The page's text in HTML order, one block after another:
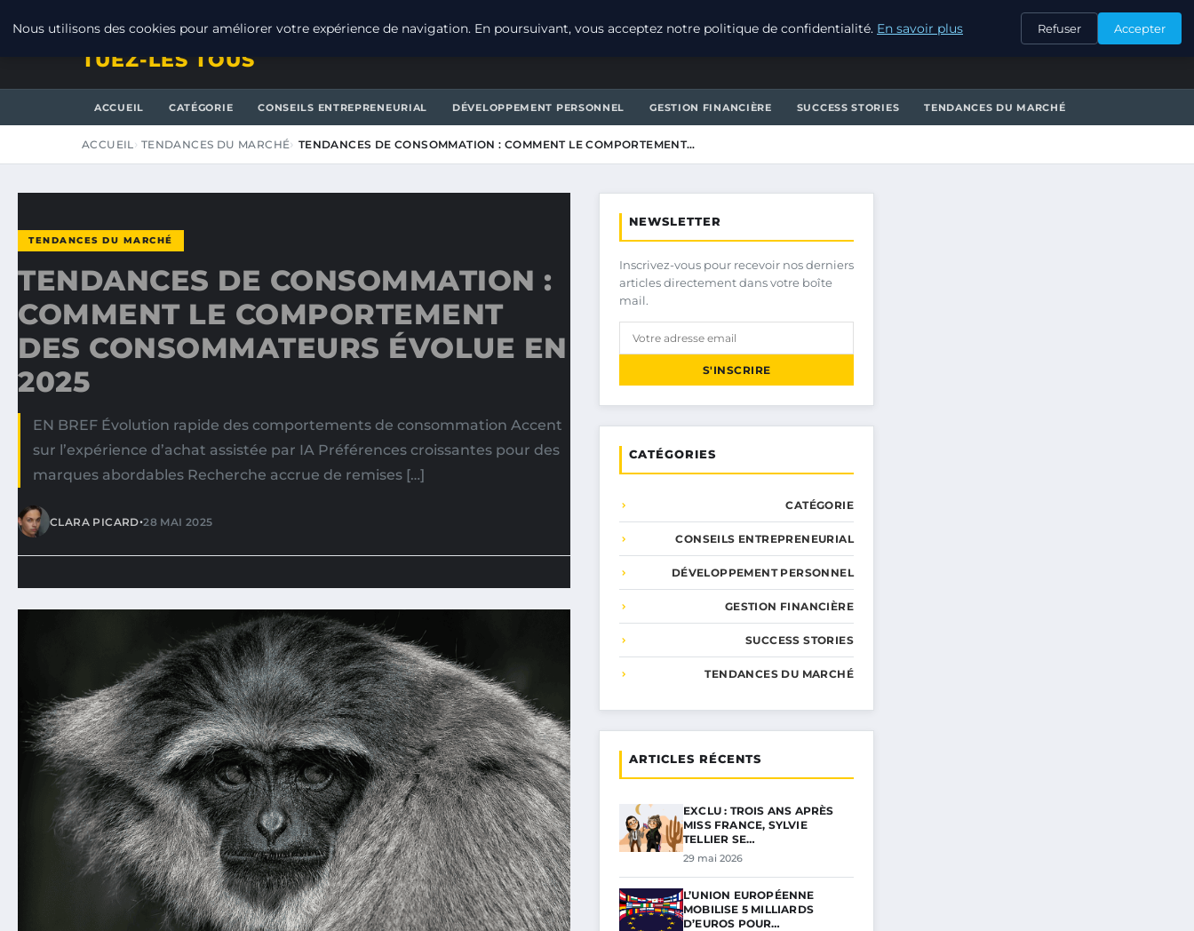
CONTACT
TUEZ-LES TOUS
ACCUEIL CATÉGORIE CONSEILS ENTREPRENEURIAL DÉVELOPPEMENT PERSONNEL GESTION FINANCIÈRE SUCCESS STORIES TENDANCES DU MARCHÉ
ACCUEIL TENDANCES DU MARCHÉ TENDANCES DE CONSOMMATION : COMMENT LE COMPORTEMENT…
TENDANCES DU MARCHÉ
TENDANCES DE CONSOMMATION :
COMMENT LE COMPORTEMENT
DES CONSOMMATEURS ÉVOLUE EN
2025
EN BREF Évolution rapide des comportements de consommation Accent
sur l’expérience d’achat assistée par IA Préférences croissantes pour des
marques abordables Recherche accrue de remises […]
CLARA PICARD•28 MAI 2025
NEWSLETTER
Inscrivez-vous pour recevoir nos derniers
articles directement dans votre boîte
mail.
S'INSCRIRE
CATÉGORIES
CATÉGORIE
CONSEILS ENTREPRENEURIAL
DÉVELOPPEMENT PERSONNEL
GESTION FINANCIÈRE
SUCCESS STORIES
TENDANCES DU MARCHÉ
ARTICLES RÉCENTS
EXCLU : TROIS ANS APRÈS
MISS FRANCE, SYLVIE
TELLIER SE…
29 mai 2026
L’UNION EUROPÉENNE
MOBILISE 5 MILLIARDS
D’EUROS POUR…
Nous utilisons des cookies pour améliorer votre expérience de navigation. En poursuivant, vous acceptez notre politique de confidentialité. En savoir plus Refuser Accepter